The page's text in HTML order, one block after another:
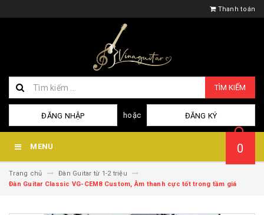
Thanh toán
TÌM KIẾM
ĐĂNG NHẬP hoặc ĐĂNG KÝ
MENU 0
Trang chủ
Đàn Guitar từ 1-2 triệu
Đàn Guitar Classic VG-CEM8 Custom, Âm thanh cực tốt trong tầm giá